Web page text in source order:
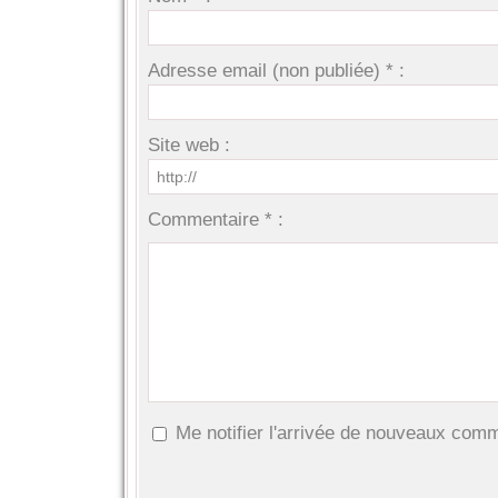
Adresse email (non publiée) * :
Site web :
Commentaire * :
Me notifier l'arrivée de nouveaux